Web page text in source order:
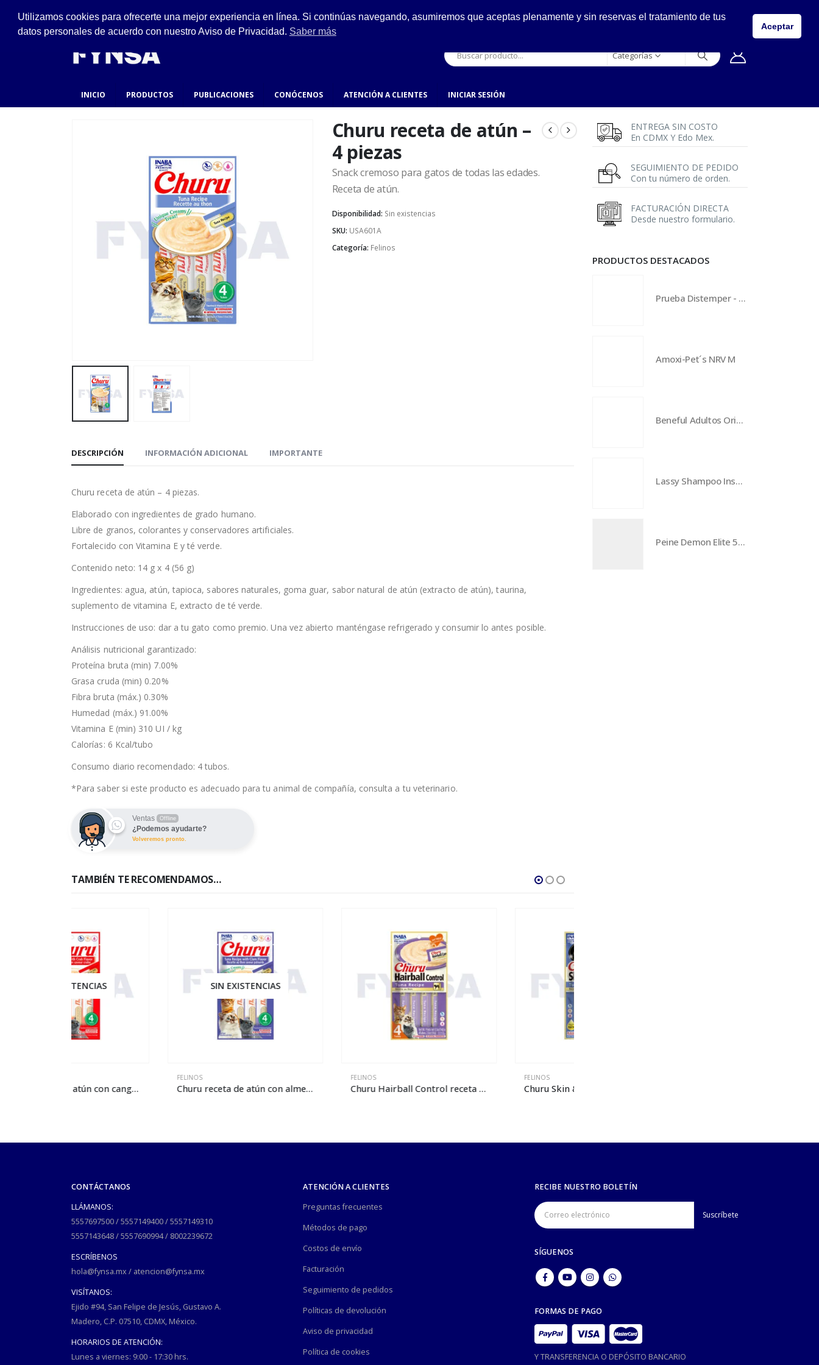
Ejido #94, San Felipe de Jesús, Gustavo A. Madero. hola@fynsa.mx 5557149400
Categorías
INICIO PRODUCTOS PUBLICACIONES CONÓCENOS ATENCIÓN A CLIENTES INICIAR SESIÓN
Churu receta de atún –
4 piezas
Snack cremoso para gatos de todas las edades.
Receta de atún.
Disponibilidad: Sin existencias
SKU: USA601A
Categoría: Felinos
DESCRIPCIÓN INFORMACIÓN ADICIONAL IMPORTANTE
Churu receta de atún – 4 piezas.
Elaborado con ingredientes de grado humano.
Libre de granos, colorantes y conservadores artificiales.
Fortalecido con Vitamina E y té verde.
Contenido neto: 14 g x 4 (56 g)
Ingredientes: agua, atún, tapioca, sabores naturales, goma guar, sabor natural de atún (extracto de atún), taurina,
suplemento de vitamina E, extracto de té verde.
Instrucciones de uso: dar a tu gato como premio. Una vez abierto manténgase refrigerado y consumir lo antes posible.
Análisis nutricional garantizado:
Proteína bruta (min) 7.00%
Grasa cruda (min) 0.20%
Fibra bruta (máx.) 0.30%
Humedad (máx.) 91.00%
Vitamina E (min) 310 UI / kg
Calorías: 6 Kcal/tubo
Consumo diario recomendado: 4 tubos.
*Para saber si este producto es adecuado para tu animal de compañía, consulta a tu veterinario.
Ventas Offline
¿Podemos ayudarte?
Volveremos pronto.
TAMBIÉN TE RECOMENDAMOS…
SIN EXISTENCIAS
Churu receta de atún con almeja – 4 piezas Churu Hairball Control receta de atún – 4 piezas Churu Skin & Coat receta de atún – 4 piezas
ENTREGA SIN COSTO
En CDMX Y Edo Mex.
SEGUIMIENTO DE PEDIDO
Con tu número de orden.
FACTURACIÓN DIRECTA
Desde nuestro formulario.
PRODUCTOS DESTACADOS
Prueba Distemper - Rapid kit - VDRG CDV Ag
Amoxi-Pet´s NRV M
Beneful Adultos Original Carne - 22.7 kg
Lassy Shampoo Insecticida
Peine Demon Elite 5-96 - Bisel medio
CONTÁCTANOS
LLÁMANOS:
5557697500/5557149400/5557149310
5557143648/5557690994/ 8002239672
ESCRÍBENOS
hola@fynsa.mx / atencion@fynsa.mx
VISÍTANOS:
Ejido #94, San Felipe de Jesús, Gustavo A.
Madero, C.P. 07510, CDMX, México.
HORARIOS DE ATENCIÓN:
Lunes a viernes: 9:00 - 17:30 hrs.
ATENCIÓN A CLIENTES
Preguntas frecuentes
Métodos de pago
Costos de envío
Facturación
Seguimiento de pedidos
Políticas de devolución
Aviso de privacidad
Política de cookies
RECIBE NUESTRO BOLETÍN
SÍGUENOS
FORMAS DE PAGO
Y TRANSFERENCIA O DEPÓSITO BANCARIO
Utilizamos cookies para ofrecerte una mejor experiencia en línea. Si continúas navegando, asumiremos que aceptas plenamente y sin reservas el tratamiento de tus
datos personales de acuerdo con nuestro Aviso de Privacidad. Saber más Aceptar